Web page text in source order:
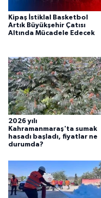
Kipaş İstiklal Basketbol
Artık Büyükşehir Çatısı
Altında Mücadele Edecek
2026 yılı
Kahramanmaraş'ta sumak
hasadı başladı, fiyatlar ne
durumda?